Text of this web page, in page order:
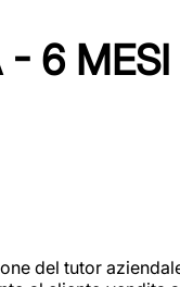
- 6 MESI
del tutor